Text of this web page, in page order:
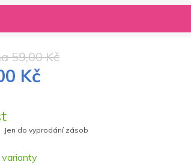
59,00 Kč
Kč
Jen do vyprodání zásob